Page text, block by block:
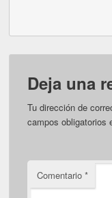
Deja una
Tu dirección de
campos
Comentario*